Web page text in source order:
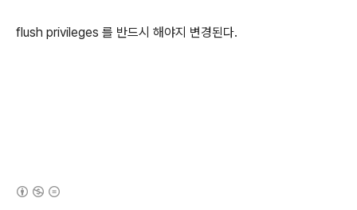
flush privileges 를 반드시 해야지 변경된다.